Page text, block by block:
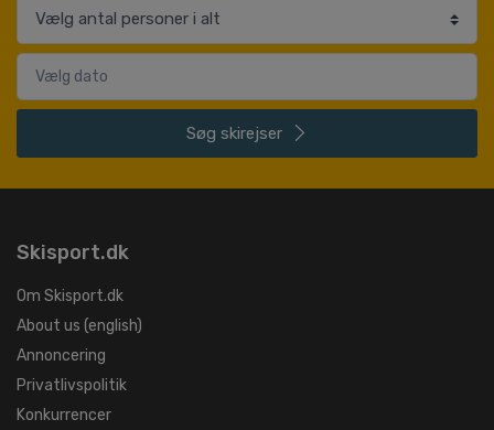
Søg skirejser
Skisport.dk
Om Skisport.dk
About us (english)
Annoncering
Privatlivspolitik
Konkurrencer